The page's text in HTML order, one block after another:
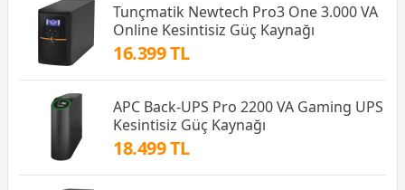
Tunçmatik Newtech Pro3 One 3.000 VA
Online Kesintisiz Güç Kaynağı
16.399 TL
APC Back-UPS Pro 2200 VA Gaming UPS
Kesintisiz Güç Kaynağı
18.499 TL